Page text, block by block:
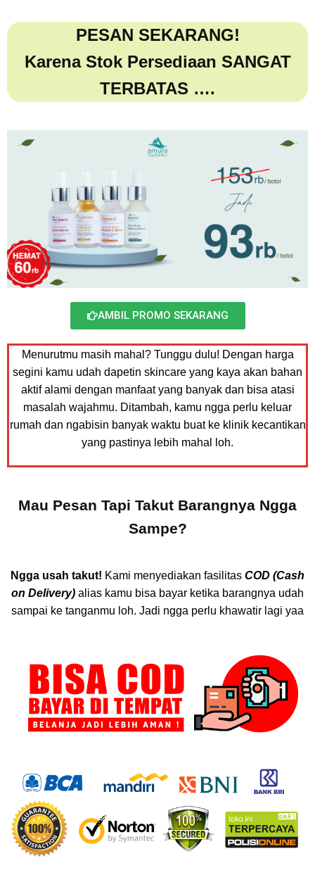
PESAN SEKARANG!
Karena Stok Persediaan SANGAT
TERBATAS ….
AMBIL PROMO SEKARANG
Menurutmu masih mahal? Tunggu dulu! Dengan harga
segini kamu udah dapetin skincare yang kaya akan bahan
aktif alami dengan manfaat yang banyak dan bisa atasi
masalah wajahmu. Ditambah, kamu ngga perlu keluar
rumah dan ngabisin banyak waktu buat ke klinik kecantikan
yang pastinya lebih mahal loh.
Mau Pesan Tapi Takut Barangnya Ngga
Sampe?
Ngga usah takut! Kami menyediakan fasilitas COD (Cash
on Delivery) alias kamu bisa bayar ketika barangnya udah
sampai ke tanganmu loh. Jadi ngga perlu khawatir lagi yaa